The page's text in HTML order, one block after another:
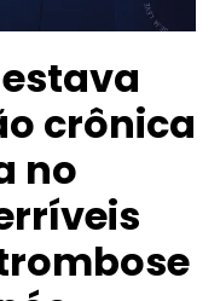
crônica
no